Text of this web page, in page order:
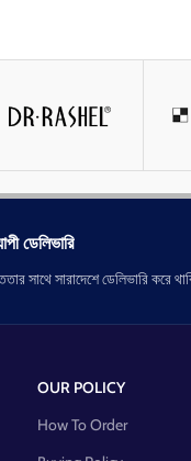
ডেলিভারি
সাথে সারাদেশে ডেলিভারি করে
OUR POLICY
How To Order